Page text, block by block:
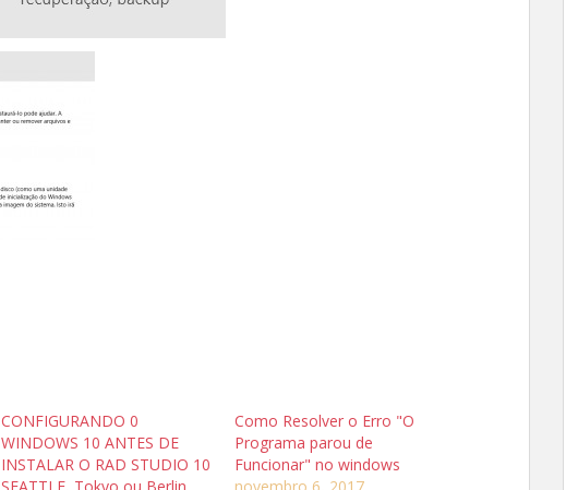
CONFIGURANDO 0
WINDOWS 10 ANTES DE
INSTALAR O RAD STUDIO 10
Como Resolver o Erro "O
Programa parou de
Funcionar" no windows